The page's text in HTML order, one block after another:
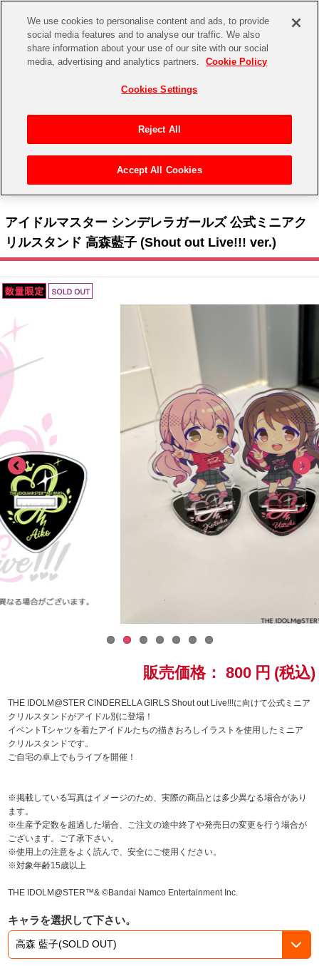
CHANNEL STORE EVENT
ゲーム 電子書籍
ASOBI TICKET ASOBI STAGE
その他先行受付
プレミアム会員とは
アイドルマスターシリーズ
アイドルマスター
アイドルマスター SideM
アイドルマスター シャイニーカラーズ
鉄拳
太鼓の達人
ACE COMBAT
パックマン
ナムコクラシック
スサノオマジック
ラブライブ！シリーズ
ラブライブ！
ラブライブ！虹ヶ咲学園スクールアイドル同好会
ラブライブ！スーパースター!!
アイドリッシュセブン
モフモフパレード
イベントグッズ
トイ・ホビー
アクリルスタンド > アイドルマスター シンデレラガールズ 公式ミニ
アイドルマスター シンデレラガールズ 公式ミニアク
リルスタンド 高森藍子 (Shout out Live!!! ver.)
販売価格： 800 円 (税込)
THE IDOLM@STER CINDERELLA GIRLS Shout out Live!!!に向けて公式ミニア
クリルスタンドがアイドル別に登場！
イベントTシャツを着たアイドルたちの描きおろしイラストを使用したミニア
クリルスタンドです。
ご自宅の卓上でもライブを開催！
※掲載している写真はイメージのため、実際の商品とは多少異なる場合があり
ます。
※生産予定数を超過した場合、ご注文の途中終了や発売日の変更を行う場合が
ございます。ご了承下さい。
※使用上の注意をよく読んで、安全にご使用ください。
※対象年齢15歳以上
THE IDOLM@STER™& ©Bandai Namco Entertainment Inc.
キャラを選択して下さい。
We use cookies to personalise content and ads, to provide
social media features and to analyse our traffic. We also
share information about your use of our site with our social
media, advertising and analytics partners.
Cookie Policy
Cookies Settings
Reject All
Accept All Cookies